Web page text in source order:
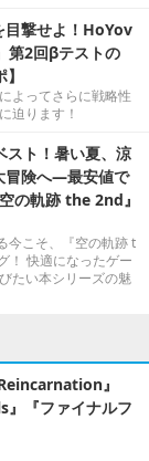
目撃せよ！HoYov
第2回βテストの
よってさらに戦略性
迫ります！
スト！暑い夏、涼
冒険へ―最安値で
の軌跡 the 2nd』
今こそ、『空の軌跡 t
！ 快適になったゲー
たい本シリーズの魅
』
『ファイナルフ